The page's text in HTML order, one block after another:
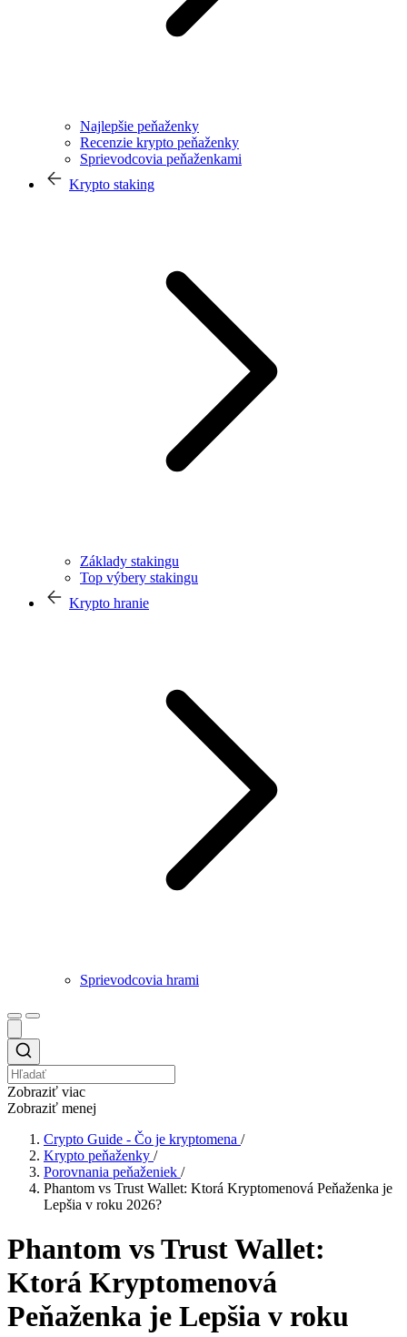
Najlepšie peňaženky
Recenzie krypto peňaženky
Sprievodcovia peňaženkami
Krypto staking
Základy stakingu
Top výbery stakingu
Krypto hranie
Sprievodcovia hrami
Zobraziť viac
Zobraziť menej
Crypto Guide - Čo je kryptomena /
Krypto peňaženky /
Porovnania peňaženiek /
Phantom vs Trust Wallet: Ktorá Kryptomenová Peňaženka je
Lepšia v roku 2026?
Phantom vs Trust Wallet:
Ktorá Kryptomenová
Peňaženka je Lepšia v roku